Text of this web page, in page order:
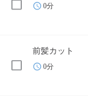
0分
前髪カット
0分